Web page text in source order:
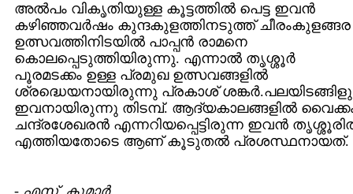
അൽപം വികൃതിയുള്ള കൂട്ടത്തിൽ പെട്ട ഇവൻ
കഴിഞ്ഞവർഷം കുന്ദകുളത്തിനടുത്ത്‌ ചീരംകുളങ്ങര
ഉത്സവത്തിനിടയിൽ പാപ്പൻ രാമനെ
കൊലപ്പെടുത്തിയിരുന്നു. എന്നാൽ തൃശ്ശൂർ
പൂരമടക്കം ഉള്ള പ്രമുഖ ഉത്സവങ്ങളിൽ
ശ്രദ്ധെയനായിരുന്നു പ്രകാശ്‌
ഇവനായിരുന്നു തിടമ്പ്‌. ആദ്യകാലങ്ങളിൽ
ചന്ദ്രശേഖരൻ എന്നറിയപ്പെട്ടിരുന്ന ഇവൻ
എത്തിയതോടെ ആണ്‌ കൂടുതൽ പ്രശസ്ഥനായത്‌.